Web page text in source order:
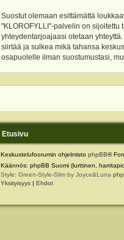
Suostut olemaan esittämättä
"KLOROFYLLI"-palvelin on
yhteydentarjoajaasi otetaan
siirtää ja sulkea mikä tahansa
osapuolelle ilman suostumustasi,
Etusivu
Keskustelufoorumin ohjelmisto phpBB®
Käännös: phpBB Suomi (lurttinen,
Style: Green-Style-Slim by Joyce&Luna
Yksityisyys | Ehdot